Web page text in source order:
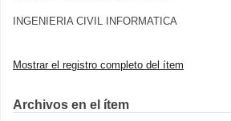
INGENIERIA CIVIL INFORMATICA
Mostrar el registro completo del ítem
Archivos en el ítem